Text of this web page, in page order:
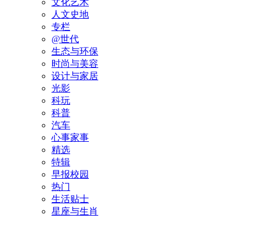
文化艺术
人文史地
专栏
@世代
生态与环保
时尚与美容
设计与家居
光影
科玩
科普
汽车
心事家事
精选
特辑
早报校园
热门
生活贴士
星座与生肖